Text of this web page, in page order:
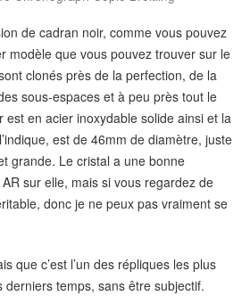
de cadran noir, comme vous pouvez
modèle que vous pouvez trouver sur le
clonés près de la perfection, de la
sous-espaces et à peu près tout le
en acier inoxydable solide ainsi et la
est de 46mm de diamètre, juste
grande. Le cristal a une bonne
sur elle, mais si vous regardez de
donc je ne peux pas vraiment se
que c’est l’un des répliques les plus
derniers temps, sans être subjectif.